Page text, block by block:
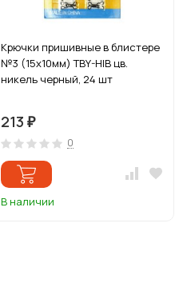
Крючки пришивные в блистере
№3 (15х10мм) TBY-HIB цв.
никель черный, 24 шт
213 ₽
0
В наличии